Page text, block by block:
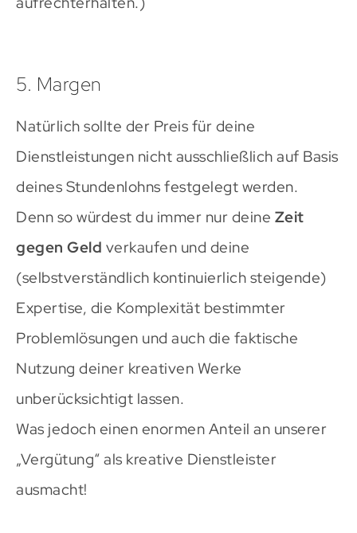
5. Margen
Natürlich sollte der Preis für deine
Dienstleistungen nicht ausschließlich auf Basis
deines Stundenlohns festgelegt werden.
Denn so würdest du immer nur deine Zeit
gegen Geld verkaufen und deine
(selbstverständlich kontinuierlich steigende)
Expertise, die Komplexität bestimmter
Problemlösungen und auch die faktische
Nutzung deiner kreativen Werke
unberücksichtigt lassen.
Was jedoch einen enormen Anteil an unserer
„Vergütung“ als kreative Dienstleister
ausmacht!